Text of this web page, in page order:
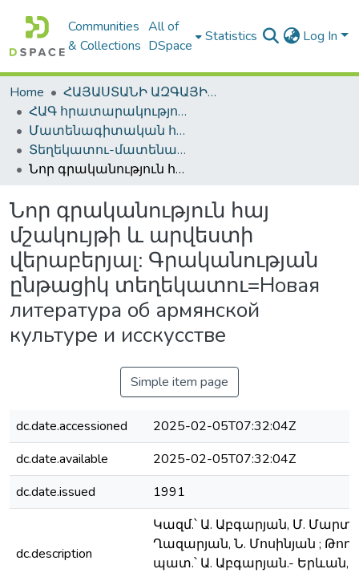
Communities
& Collections
All of
DSpace
Statistics Log In
Home
ՀԱՅԱՍՏԱՆԻ ԱԶԳԱՅԻՆ ԳՐԱԴԱՐԱՆԻ ԹՎԱՅԻՆ ՊԱՀՈՑ / DIGITAL REPOSITORY OF NLA
ՀԱԳ հրատարակություններ / NLA Publications
Մատենագիտական հրատարակություններ / Bibliographic publications
Տեղեկատու-մատենագիտական հրատարակություններ / Reference-Bibliographic Publications
Նոր գրականություն հայ մշակույթի և արվեստի վերաբերյալ: Գրականության ընթացիկ տեղեկատու=Новая литература об армянской культуре и исскусстве
Նոր գրականություն հայ
մշակույթի և արվեստի
վերաբերյալ: Գրականության
ընթացիկ տեղեկատու=Новая
литература об армянской
культуре и исскусстве
Simple item page
dc.date.accessioned
2025-02-05T07:32:04Z
dc.date.available
2025-02-05T07:32:04Z
dc.date.issued
1991
dc.description
Կազմ.՝ Ա. Աբգարյան, Մ.
Ղազարյան, Ն. Մոսինյան ;
պատ.՝ Ա. Աբգարյան.- Երևան,